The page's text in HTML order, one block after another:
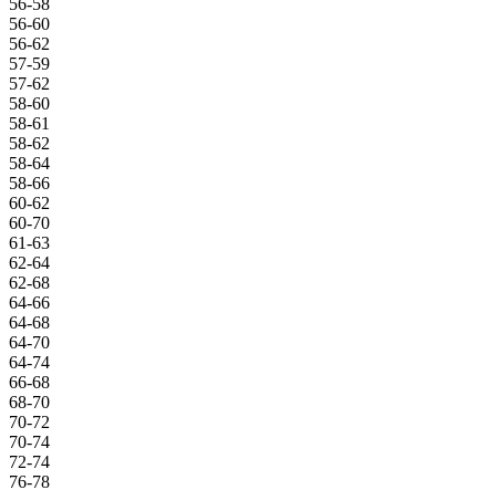
56-60
56-62
57-59
57-62
58-60
58-61
58-62
58-64
58-66
60-62
60-70
61-63
62-64
62-68
64-66
64-68
64-70
64-74
66-68
68-70
70-72
70-74
72-74
76-78